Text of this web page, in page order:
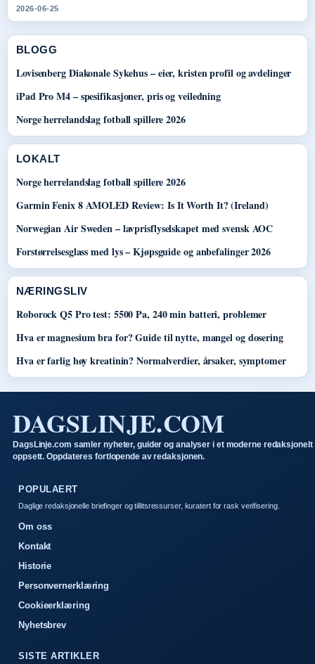
2026-06-25
BLOGG
Lovisenberg Diakonale Sykehus – eier, kristen profil og avdelinger
iPad Pro M4 – spesifikasjoner, pris og veiledning
Norge herrelandslag fotball spillere 2026
LOKALT
Norge herrelandslag fotball spillere 2026
Garmin Fenix 8 AMOLED Review: Is It Worth It? (Ireland)
Norwegian Air Sweden – lavprisflyselskapet med svensk AOC
Forstørrelsesglass med lys – Kjøpsguide og anbefalinger 2026
NÆRINGSLIV
Roborock Q5 Pro test: 5500 Pa, 240 min batteri, problemer
Hva er magnesium bra for? Guide til nytte, mangel og dosering
Hva er farlig høy kreatinin? Normalverdier, årsaker, symptomer
DAGSLINJE.COM
DagsLinje.com samler nyheter, guider og analyser i et moderne redaksjonelt
oppsett. Oppdateres fortlopende av redaksjonen.
POPULAERT
Daglige redaksjonelle briefinger og tillitsressurser, kuratert for rask verifisering.
Om oss
Kontakt
Historie
Personvernerklæring
Cookieerklæring
Nyhetsbrev
SISTE ARTIKLER